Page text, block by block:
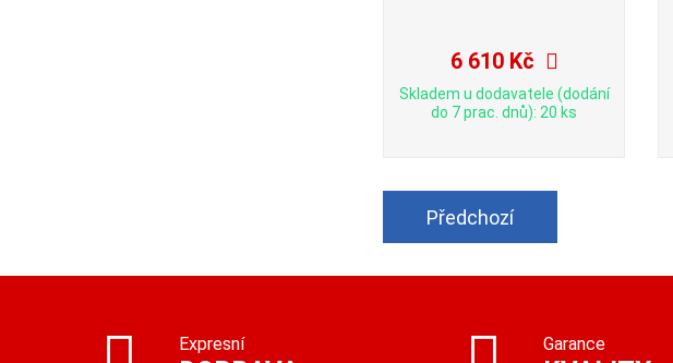
6 610 Kč
Skladem u dodavatele (dodání
do 7 prac. dnů): 20 ks
Předchozí
Expresní Garance